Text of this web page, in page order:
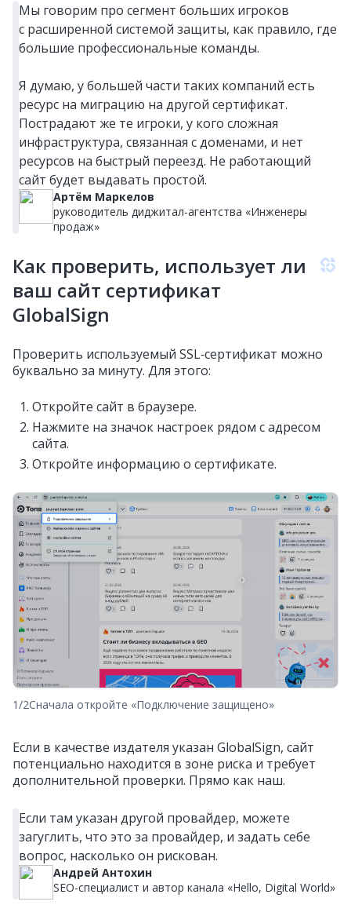
Мы говорим про сегмент больших игроков
с расширенной системой защиты, как правило, где
большие профессиональные команды.
Я думаю, у большей части таких компаний есть
ресурс на миграцию на другой сертификат.
Пострадают же те игроки, у кого сложная
инфраструктура, связанная с доменами, и нет
ресурсов на быстрый переезд. Не работающий
сайт будет выдавать простой.
Артём Маркелов
руководитель диджитал‑агентства «Инженеры
продаж»
Как проверить, использует ли
ваш сайт сертификат
GlobalSign
Проверить используемый SSL‑сертификат можно
буквально за минуту. Для этого:
Откройте сайт в браузере.
Нажмите на значок настроек рядом с адресом
сайта.
Откройте информацию о сертификате.
1/2Сначала откройте «Подключение защищено»
Если в качестве издателя указан GlobalSign, сайт
потенциально находится в зоне риска и требует
дополнительной проверки. Прямо как наш.
Если там указан другой провайдер, можете
загуглить, что это за провайдер, и задать себе
вопрос, насколько он рискован.
Андрей Антохин
SEO-специалист и автор канала «Hello, Digital World»